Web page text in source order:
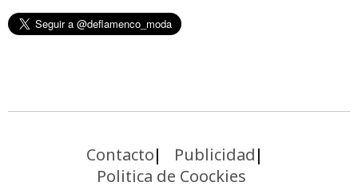
Contacto
Publicidad
Politica de Coockies